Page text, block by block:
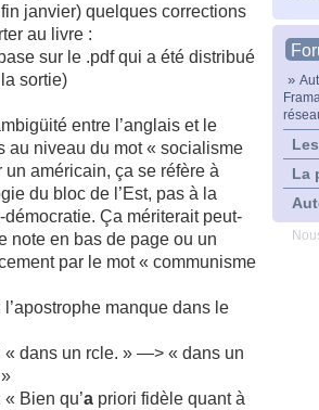
»
La
janvier) quelques corrections
au livre :
sur le .pdf qui a été distribué
sortie)
entre l’anglais et le
au niveau du mot « socialisme
un américain, ça se réfère à
du bloc de l’Est, pas à la
Ça mériterait peut-
note en bas de page ou un
par le mot « communisme
l’apostrophe manque dans le
« dans un rcle. » —> « dans un
« Bien qu’apriori fidèle quant à